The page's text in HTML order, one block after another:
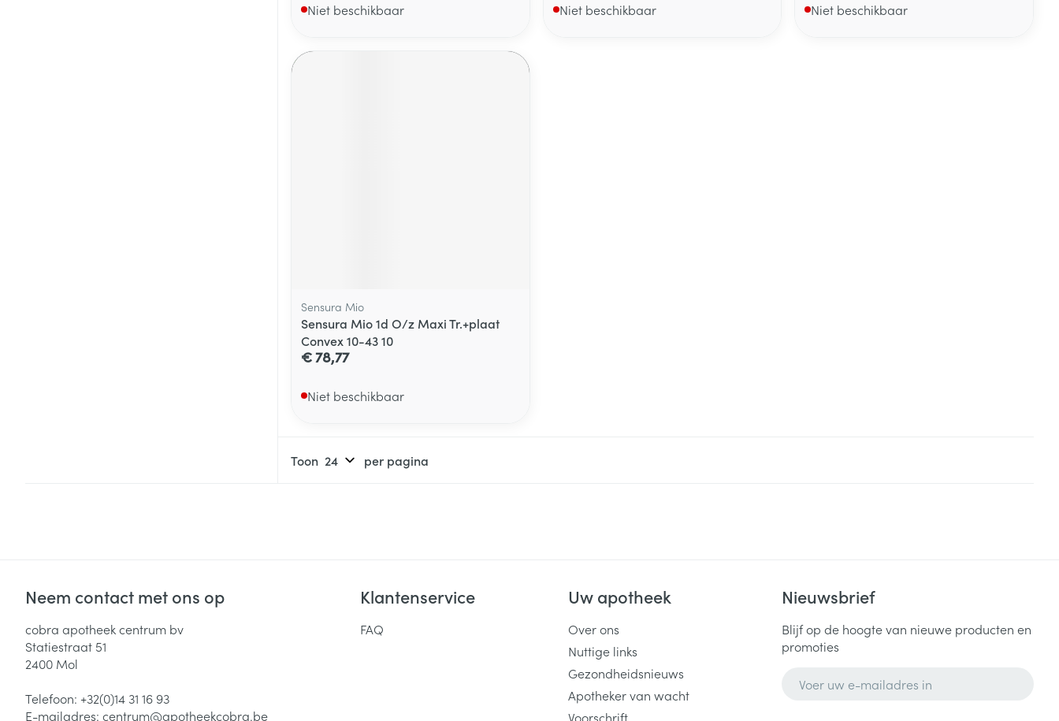
Niet beschikbaar Niet beschikbaar Niet beschikbaar
Sensura Mio
Sensura Mio 1d O/z Maxi Tr.+plaat
Convex 10-43 10
€ 78,77
Niet beschikbaar
Toon per pagina
Neem contact met ons op
cobra apotheek centrum bv
Statiestraat 51
2400 Mol
Telefoon: +32(0)14 31 16 93
E-mailadres: centrum@apotheekcobra.be
Klantenservice
FAQ
Uw apotheek
Over ons
Nuttige links
Gezondheidsnieuws
Apotheker van wacht
Voorschrift
Nieuwsbrief
Blijf op de hoogte van nieuwe producten en
promoties